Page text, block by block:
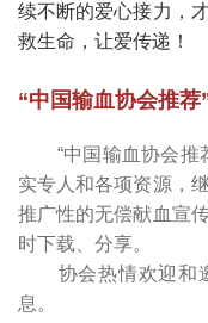
续不断的爱心接力，
救生命，让爱传递！
“中国输血协会推荐
“中国输血协会推
实专人和各项资源，
推广性的无偿献血宣
时下载、分享。
协会热情欢迎和
息。